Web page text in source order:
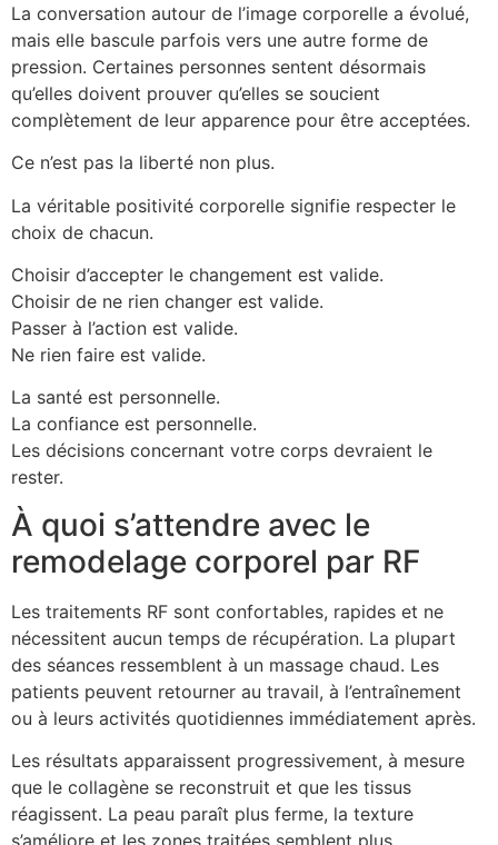
La conversation autour de l’image corporelle a évolué,
mais elle bascule parfois vers une autre forme de
pression. Certaines personnes sentent désormais
qu’elles doivent prouver qu’elles se soucient
complètement de leur apparence pour être acceptées.
Ce n’est pas la liberté non plus.
La véritable positivité corporelle signifie respecter le
choix de chacun.
Choisir d’accepter le changement est valide.
Choisir de ne rien changer est valide.
Passer à l’action est valide.
Ne rien faire est valide.
La santé est personnelle.
La confiance est personnelle.
Les décisions concernant votre corps devraient le
rester.
À quoi s’attendre avec le
remodelage corporel par RF
Les traitements RF sont confortables, rapides et ne
nécessitent aucun temps de récupération. La plupart
des séances ressemblent à un massage chaud. Les
patients peuvent retourner au travail, à l’entraînement
ou à leurs activités quotidiennes immédiatement après.
Les résultats apparaissent progressivement, à mesure
que le collagène se reconstruit et que les tissus
réagissent. La peau paraît plus ferme, la texture